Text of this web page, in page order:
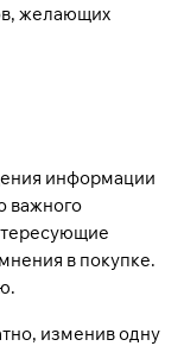
желающих
информации
важного
в покупке.
изменив одну